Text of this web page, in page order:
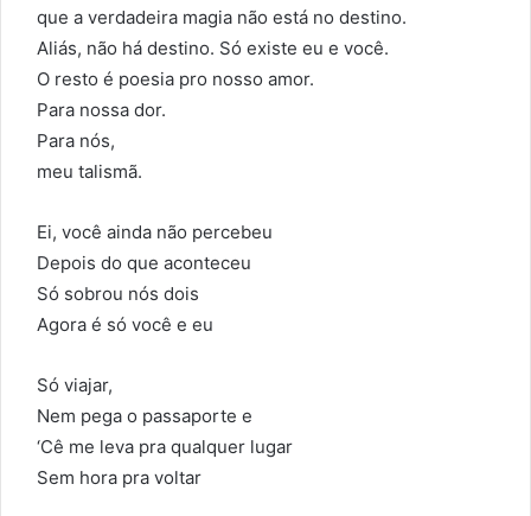
que a verdadeira magia não está no destino.
Aliás, não há destino. Só existe eu e você.
O resto é poesia pro nosso amor.
Para nossa dor.
Para nós,
meu talismã.
Ei, você ainda não percebeu
Depois do que aconteceu
Só sobrou nós dois
Agora é só você e eu
Só viajar,
Nem pega o passaporte e
‘Cê me leva pra qualquer lugar
Sem hora pra voltar